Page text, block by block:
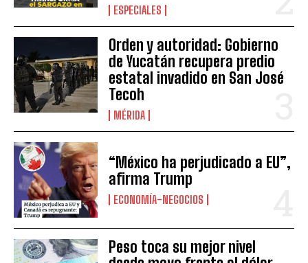
ESPECIALES
Orden y autoridad: Gobierno
de Yucatán recupera predio
estatal invadido en San José
Tecoh
MÉRIDA
“México ha perjudicado a EU”,
afirma Trump
ECONOMÍA-NEGOCIOS
Peso toca su mejor nivel